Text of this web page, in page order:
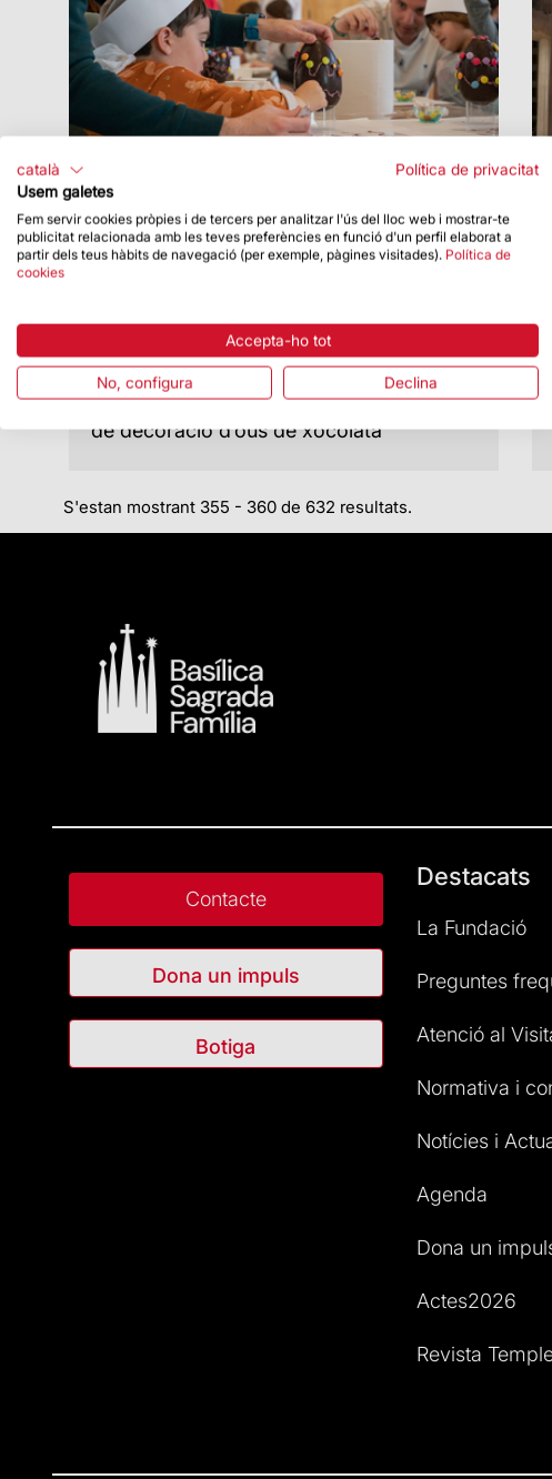
Data de publicació 20/03/23
Sagrada Família
Tindrà lloc entre els dies 26 de març i 10
d’abril del 2023 i inclourà una visita
guiada, un joc de descoberta i un taller
de decoració d’ous de xocolata
S'estan mostrant 355 - 360 de 632 resultats.
Contacte
Dona un impuls
Botiga
Destacats
La Fundació
Preguntes
Atenció al
Normativa i
Notícies i
Agenda
Dona un
Actes2026
Revista
català
Política de privacitat
Usem galetes
Fem servir cookies pròpies i de tercers per analitzar l'ús del lloc web i mostrar-te
publicitat relacionada amb les teves preferències en funció d'un perfil elaborat a
partir dels teus hàbits de navegació (per exemple, pàgines visitades). Política de
cookies
Accepta-ho tot
No, configura Declina